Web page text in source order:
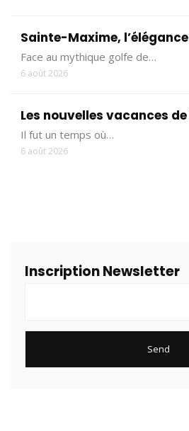
Sainte-Maxime,
Face au mythique golfe de…
6 août 2026
Les nouvelles vacances
Il fut un temps où…
6 août 2026
Inscription Newsletter